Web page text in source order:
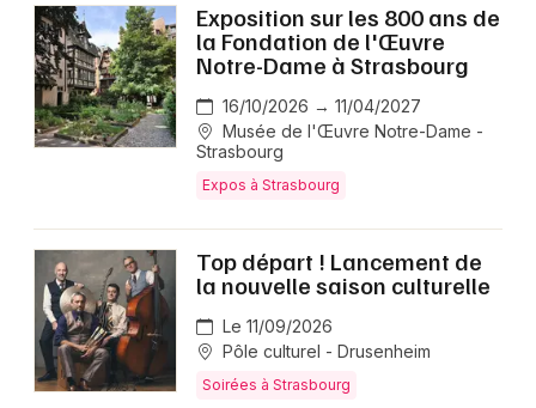
Exposition sur les 800 ans de
la Fondation de l'Œuvre
Notre-Dame à Strasbourg
16/10/2026 → 11/04/2027
Musée de l'Œuvre Notre-Dame -
Strasbourg
Expos à Strasbourg
Top départ ! Lancement de
la nouvelle saison culturelle
Le 11/09/2026
Pôle culturel - Drusenheim
Soirées à Strasbourg